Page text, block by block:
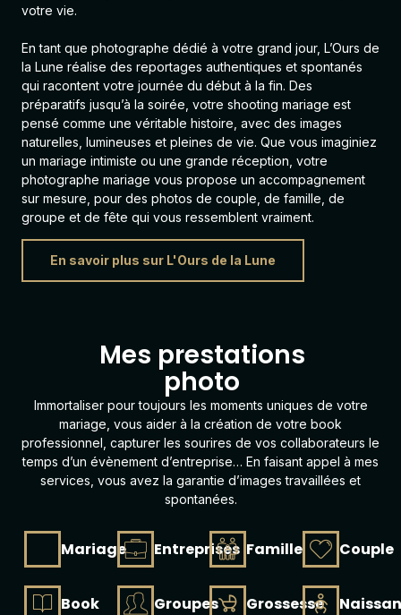
votre vie.
En tant que photographe dédié à votre grand jour, L’Ours de
la Lune réalise des reportages authentiques et spontanés
qui racontent votre journée du début à la fin. Des
préparatifs jusqu’à la soirée, votre shooting mariage est
pensé comme une véritable histoire, avec des images
naturelles, lumineuses et pleines de vie. Que vous imaginiez
un mariage intimiste ou une grande réception, votre
photographe mariage vous propose un accompagnement
sur mesure, pour des photos de couple, de famille, de
groupe et de fête qui vous ressemblent vraiment.
En savoir plus sur L'Ours de la Lune
Mes prestations
photo
Immortaliser pour toujours les moments uniques de votre
mariage, vous aider à la création de votre book
professionnel, capturer les sourires de vos collaborateurs le
temps d’un évènement d’entreprise… En faisant appel à mes
services, vous avez la garantie d’images travaillées et
spontanées.
Mariage Entreprises Famille Couple
Book Groupes Grossesse